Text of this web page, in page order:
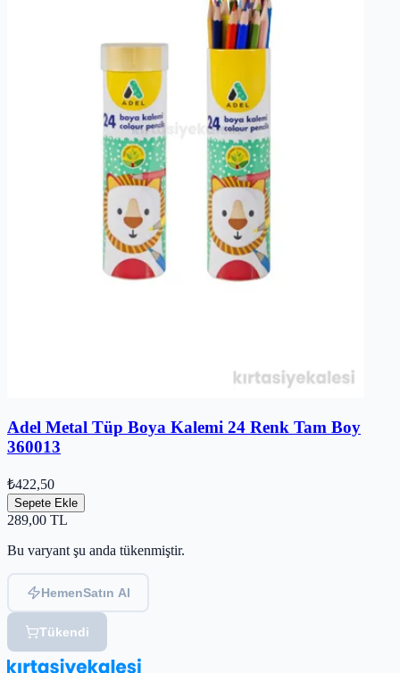
Adel Metal Tüp Boya Kalemi 24 Renk Tam Boy
360013
₺422,50
Sepete Ekle
289,00 TL
Bu varyant şu anda tükenmiştir.
HemenSatın Al
Tükendi